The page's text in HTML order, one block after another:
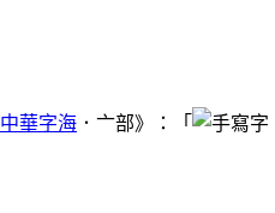
中華字海 ．亠部》：「